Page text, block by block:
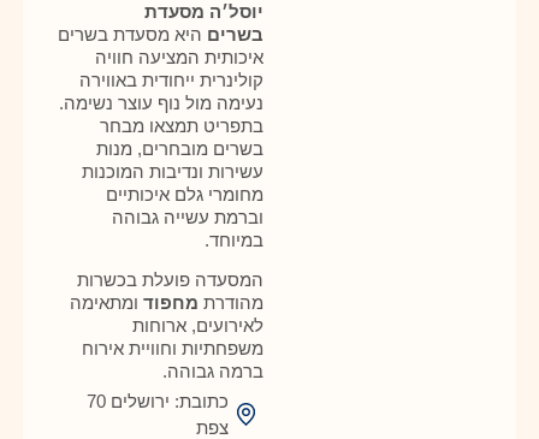
יוסל׳ה מסעדת
בשרים היא מסעדת בשרים
איכותית המציעה חוויה
קולינרית ייחודית באווירה
נעימה מול נוף עוצר נשימה.
בתפריט תמצאו מבחר
בשרים מובחרים, מנות
עשירות ונדיבות המוכנות
מחומרי גלם איכותיים
וברמת עשייה גבוהה
במיוחד.
המסעדה פועלת בכשרות
מהודרת מחפודומתאימה
לאירועים, ארוחות
משפחתיות וחוויית אירוח
ברמה גבוהה.
כתובת: ירושלים 70
צפת